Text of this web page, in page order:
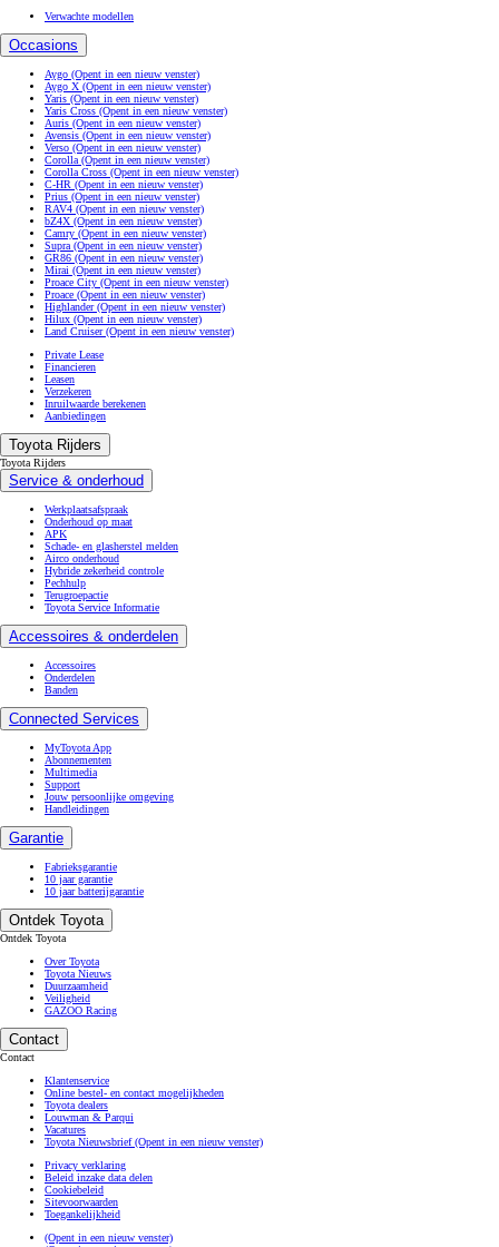
Verwachte modellen
Occasions
Aygo (Opent in een nieuw venster)
Aygo X (Opent in een nieuw venster)
Yaris (Opent in een nieuw venster)
Yaris Cross (Opent in een nieuw venster)
Auris (Opent in een nieuw venster)
Avensis (Opent in een nieuw venster)
Verso (Opent in een nieuw venster)
Corolla (Opent in een nieuw venster)
Corolla Cross (Opent in een nieuw venster)
C-HR (Opent in een nieuw venster)
Prius (Opent in een nieuw venster)
RAV4 (Opent in een nieuw venster)
bZ4X (Opent in een nieuw venster)
Camry (Opent in een nieuw venster)
Supra (Opent in een nieuw venster)
GR86 (Opent in een nieuw venster)
Mirai (Opent in een nieuw venster)
Proace City (Opent in een nieuw venster)
Proace (Opent in een nieuw venster)
Highlander(Opent in een nieuw venster)
Hilux (Opent in een nieuw venster)
Land Cruiser(Opent in een nieuw venster)
Private Lease
Financieren
Leasen
Verzekeren
Inruilwaarde berekenen
Aanbiedingen
Toyota Rijders
Toyota Rijders
Service & onderhoud
Werkplaatsafspraak
Onderhoud op maat
APK
Schade- en glasherstel melden
Airco onderhoud
Hybride zekerheid controle
Pechhulp
Terugroepactie
Toyota Service Informatie
Accessoires & onderdelen
Accessoires
Onderdelen
Banden
Connected Services
MyToyota App
Abonnementen
Multimedia
Support
Jouw persoonlijke omgeving
Handleidingen
Garantie
Fabrieksgarantie
10 jaar garantie
10 jaar batterijgarantie
Ontdek Toyota
Ontdek Toyota
Over Toyota
Toyota Nieuws
Duurzaamheid
Veiligheid
GAZOO Racing
Contact
Contact
Klantenservice
Online bestel- en contact mogelijkheden
Toyota dealers
Louwman & Parqui
Vacatures
Toyota Nieuwsbrief(Opent in een nieuw venster)
Privacy verklaring
Beleid inzake data delen
Cookiebeleid
Sitevoorwaarden
Toegankelijkheid
(Opent in een nieuw venster)